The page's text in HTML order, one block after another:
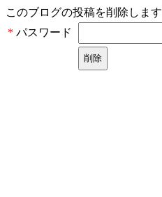
このブログの投稿を削除しま
パスワード